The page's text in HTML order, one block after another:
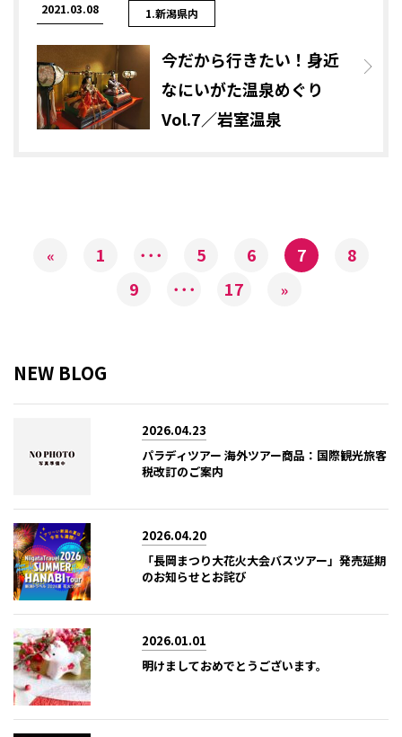
2021.03.08 1.新潟県内
今だから行きたい！身近
なにいがた温泉めぐり
Vol.7／岩室温泉
« 1 ･･･ 5 6 7
8
9
･･･ 17 »
NEW BLOG
2026.04.23
パラディツアー 海外ツアー商品：国際観光旅客
税改訂のご案内
2026.04.20
「長岡まつり大花火大会バスツアー」発売延期
のお知らせとお詫び
2026.01.01
明けましておめでとうございます。